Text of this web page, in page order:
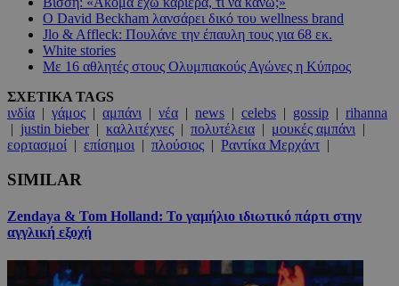
Ο David Beckham λανσάρει δικό του wellness brand
Jlo & Affleck: Πουλάνε την έπαυλη τους για 68 εκ.
White stories
Με 16 αθλητές στους Ολυμπιακούς Αγώνες η Κύπρος
ΣΧΕΤΙΚΑ TAGS
ινδία | γάμος | αμπάνι | νέα | news | celebs | gossip | rihanna
| justin bieber| καλλιτέχνες | πολυτέλεια | μουκές αμπάνι |
εορτασμοί | επίσημοι | πλούσιος | Ραντίκα Μερχάντ |
SIMILAR
Zendaya & Tom Holland: Το γαμήλιο ιδιωτικό πάρτι στην
αγγλική εξοχή